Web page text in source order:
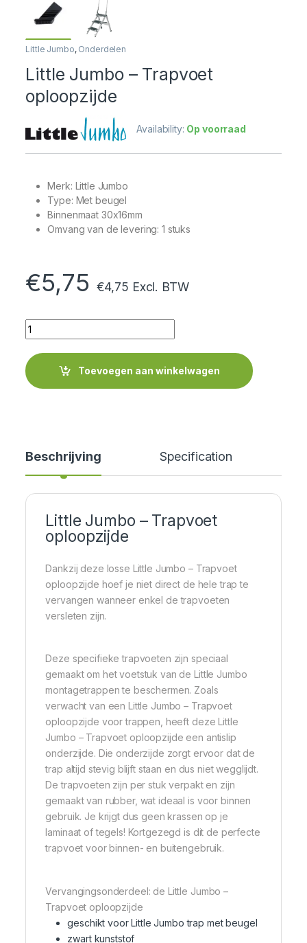
Little Jumbo, Onderdelen
Little Jumbo – Trapvoet
oploopzijde
Availability: Op voorraad
Merk: Little Jumbo
Type: Met beugel
Binnenmaat 30x16mm
Omvang van de levering: 1 stuks
€5,75 €4,75 Excl. BTW
Quantity
Toevoegen aan winkelwagen
Beschrijving Specification
Little Jumbo – Trapvoet
oploopzijde
Dankzij deze losse Little Jumbo – Trapvoet
oploopzijde hoef je niet direct de hele trap te
vervangen wanneer enkel de trapvoeten
versleten zijn.
Deze specifieke trapvoeten zijn speciaal
gemaakt om het voetstuk van de Little Jumbo
montagetrappen te beschermen. Zoals
verwacht van een Little Jumbo – Trapvoet
oploopzijde voor trappen, heeft deze Little
Jumbo – Trapvoet oploopzijde een antislip
onderzijde. Die onderzijde zorgt ervoor dat de
trap altijd stevig blijft staan en dus niet wegglijdt.
De trapvoeten zijn per stuk verpakt en zijn
gemaakt van rubber, wat ideaal is voor binnen
gebruik. Je krijgt dus geen krassen op je
laminaat of tegels! Kortgezegd is dit de perfecte
trapvoet voor binnen- en buitengebruik.
Vervangingsonderdeel: de Little Jumbo –
Trapvoet oploopzijde
geschikt voor Little Jumbo trap met beugel
zwart kunststof